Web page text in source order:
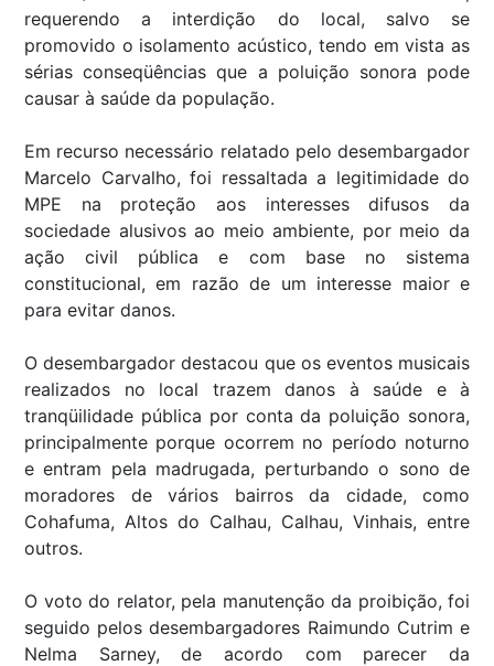
requerendo a interdição do local, salvo se
promovido o isolamento acústico, tendo em vista as
sérias conseqüências que a poluição sonora pode
causar à saúde da população.
Em recurso necessário relatado pelo desembargador
Marcelo Carvalho, foi ressaltada a legitimidade do
MPE na proteção aos interesses difusos da
sociedade alusivos ao meio ambiente, por meio da
ação civil pública e com base no sistema
constitucional, em razão de um interesse maior e
para evitar danos.
O desembargador destacou que os eventos musicais
realizados no local trazem danos à saúde e à
tranqüilidade pública por conta da poluição sonora,
principalmente porque ocorrem no período noturno
e entram pela madrugada, perturbando o sono de
moradores de vários bairros da cidade, como
Cohafuma, Altos do Calhau, Calhau, Vinhais, entre
outros.
O voto do relator, pela manutenção da proibição, foi
seguido pelos desembargadores Raimundo Cutrim e
Nelma Sarney, de acordo com parecer da